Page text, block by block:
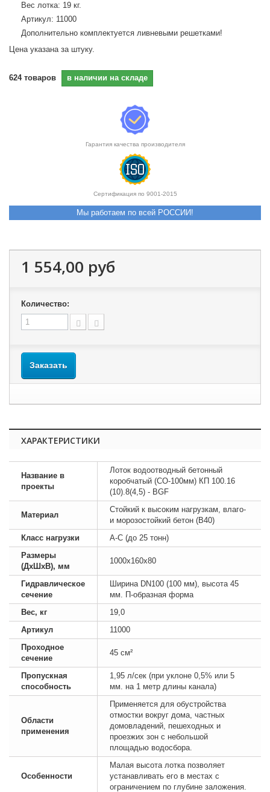
Вес лотка: 19 кг.
Артикул: 11000
Дополнительно комплектуется ливневыми решетками!
Цена указана за штуку.
624 товаров в наличии на складе
Гарантия качества производителя
Сертификация по 9001-2015
Мы работаем по всей РОССИИ!
1 554,00 руб
Количество:
Заказать
ХАРАКТЕРИСТИКИ
Название в
проекты
Лоток водоотводный бетонный
коробчатый (СО-100мм) КП 100.16
(10).8(4,5) - BGF
Материал
Стойкий к высоким нагрузкам, влаго-
и морозостойкий бетон (B40)
Класс нагрузки
А-С (до 25 тонн)
Размеры
(ДхШхВ), мм
1000х160х80
Гидравлическое
сечение
Ширина DN100 (100 мм), высота 45
мм. П-образная форма
Вес, кг
19,0
Артикул
11000
Проходное
сечение
45 см²
Пропускная
способность
1,95 л/сек (при уклоне 0,5% или 5
мм. на 1 метр длины канала)
Области
применения
Применяется для обустройства
отмостки вокруг дома, частных
домовладений, пешеходных и
проезжих зон с небольшой
площадью водосбора.
Особенности
Малая высота лотка позволяет
устанавливать его в местах с
ограничением по глубине заложения.